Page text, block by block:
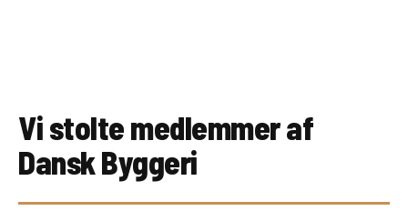
Vi stolte medlemmer af
Dansk Byggeri